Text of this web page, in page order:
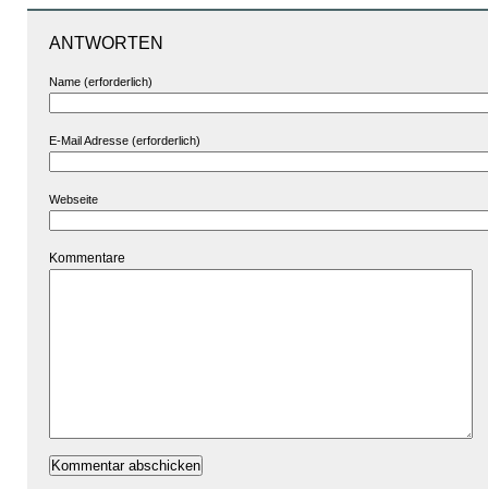
ANTWORTEN
Name (erforderlich)
E-Mail Adresse (erforderlich)
Webseite
Kommentare